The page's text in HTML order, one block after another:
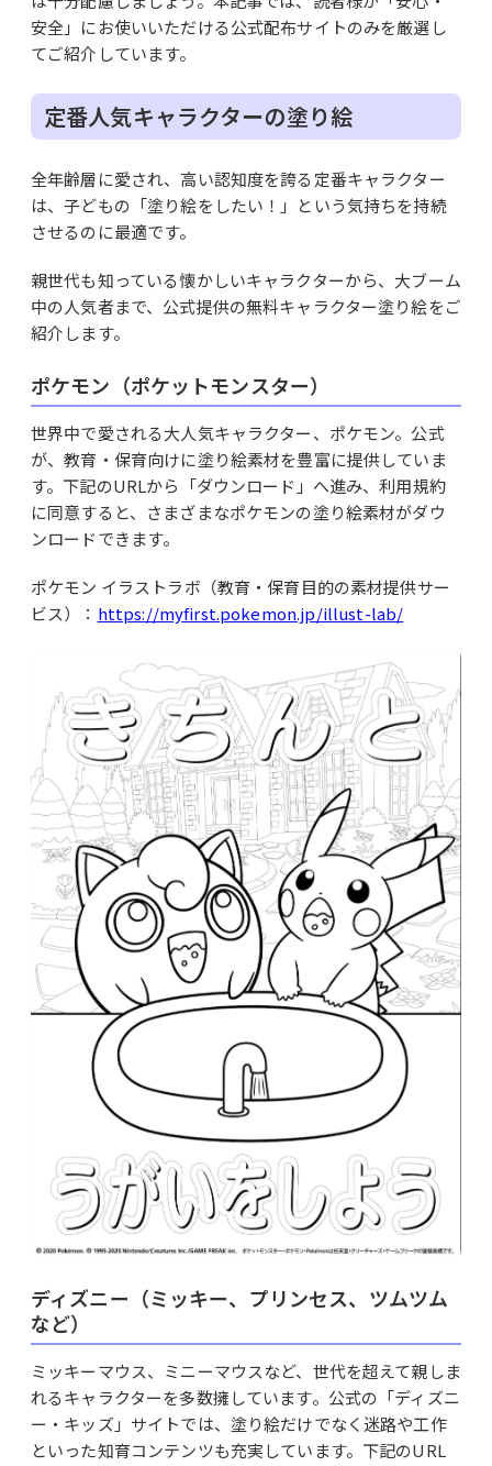
安全」にお使いいただける公式配布サイトのみを厳選し
てご紹介しています。
定番人気キャラクターの塗り絵
全年齢層に愛され、高い認知度を誇る定番キャラクター
は、子どもの「塗り絵をしたい！」という気持ちを持続
させるのに最適です。
親世代も知っている懐かしいキャラクターから、大ブーム
中の人気者まで、公式提供の無料キャラクター塗り絵をご
紹介します。
ポケモン（ポケットモンスター）
世界中で愛される大人気キャラクター、ポケモン。公式
が、教育・保育向けに塗り絵素材を豊富に提供していま
す。下記のURLから「ダウンロード」へ進み、利用規約
に同意すると、さまざまなポケモンの塗り絵素材がダウ
ンロードできます。
ポケモン イラストラボ（教育・保育目的の素材提供サー
ビス）： https://myfirst.pokemon.jp/illust-lab/
ディズニー（ミッキー、プリンセス、ツムツム
など）
ミッキーマウス、ミニーマウスなど、世代を超えて親しま
れるキャラクターを多数擁しています。公式の「ディズニ
ー・キッズ」サイトでは、塗り絵だけでなく迷路や工作
といった知育コンテンツも充実しています。下記のURL